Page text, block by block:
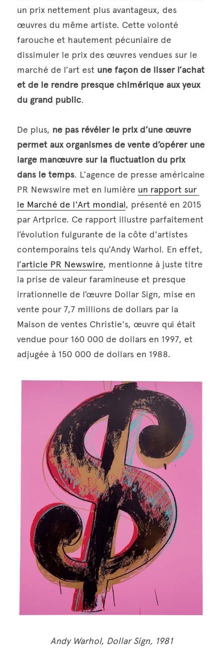
un prix nettement plus avantageux, des
œuvres du même artiste. Cette volonté
farouche et hautement pécuniaire de
dissimuler le prix des œuvres vendues sur le
marché de l’art est une façon de lisser l’achat
et de le rendre presque chimérique aux yeux
du grand public.
De plus, ne pas révéler le prix d’une œuvre
permet aux organismes de vente d’opérer une
large manœuvre sur la fluctuation du prix
dans le temps. L’agence de presse américaine
PR Newswire met en lumière un rapport sur
le Marché de l'Art mondial, présenté en 2015
par Artprice. Ce rapport illustre parfaitement
l’évolution fulgurante de la côte d'artistes
l’article PR Newswire, mentionne à juste titre
la prise de valeur faramineuse et presque
irrationnelle de l’œuvre Dollar Sign, mise en
vente pour 7,7 millions de dollars par la
Maison de ventes Christie's, œuvre qui était
vendue pour 160 000 de dollars en 1997, et
adjugée à 150 000 de dollars en 1988.
Andy Warhol, Dollar Sign, 1981